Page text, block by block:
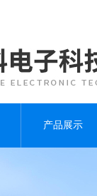
产品展示